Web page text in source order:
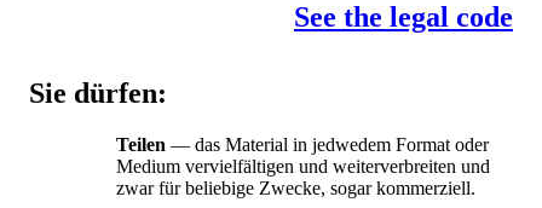
See the legal code
Sie dürfen:
Teilen — das Material in jedwedem Format oder
Medium vervielfältigen und weiterverbreiten und
zwar für beliebige Zwecke, sogar kommerziell.